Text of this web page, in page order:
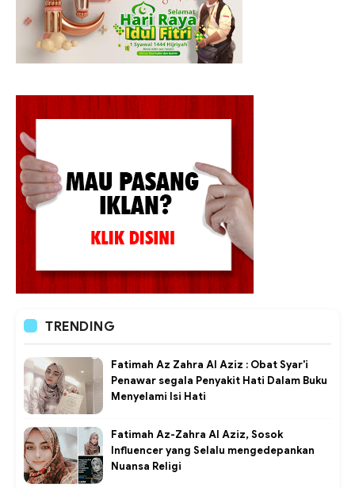
TRENDING
Fatimah Az Zahra Al Aziz : Obat Syar'i
Penawar segala Penyakit Hati Dalam Buku
Menyelami Isi Hati
Fatimah Az-Zahra Al Aziz, Sosok
Influencer yang Selalu mengedepankan
Nuansa Religi